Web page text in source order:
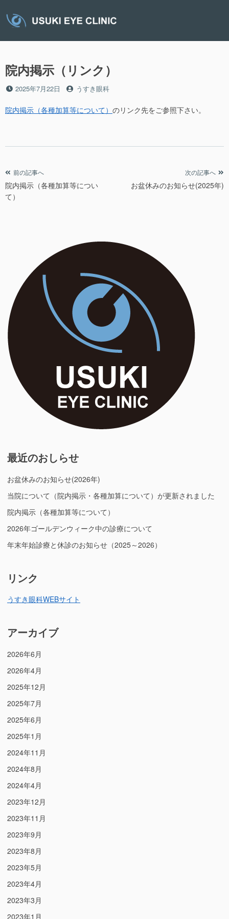
ン
ン
プ
院内掲示（リンク）
投
日
2025年7月22日
投
者
うすき眼科
院内掲示（各種加算等について） のリンク先をご参照下さい。
投
稿
ナ
前の記事へ
院内掲示（各種加算等につい
て）
次の記事へ
お盆休みのお知らせ(2025年)
最近のおしらせ
お盆休みのお知らせ(2026年)
当院について（院内掲示・各種加算について）が更新されました
院内掲示（各種加算等について）
2026年ゴールデンウィーク中の診療について
年末年始診療と休診のお知らせ（2025～2026）
リンク
うすき眼科WEBサイト
アーカイブ
2026年6月
2026年4月
2025年12月
2025年7月
2025年6月
2025年1月
2024年11月
2024年8月
2024年4月
2023年12月
2023年11月
2023年9月
2023年8月
2023年5月
2023年4月
2023年3月
2023年1月